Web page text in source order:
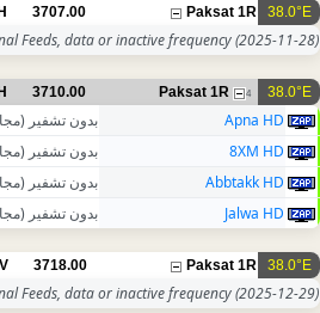
38.0°E
Paksat 1R
3707.00
H
Feeds, data or inactive frequency(2025-11-28)
38.0°E
Paksat 1R 4
3710.00
H
Apna HD بدون تشفير
8XM HD
بدون تشفير
Abbtakk HD
بدون تشفير
Jalwa HD
بدون تشفير
38.0°E
Paksat 1R
3718.00
V
Feeds, data or inactive frequency(2025-12-29)